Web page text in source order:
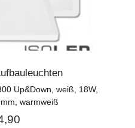
Up&Down, weiß, 18W,
warmweiß